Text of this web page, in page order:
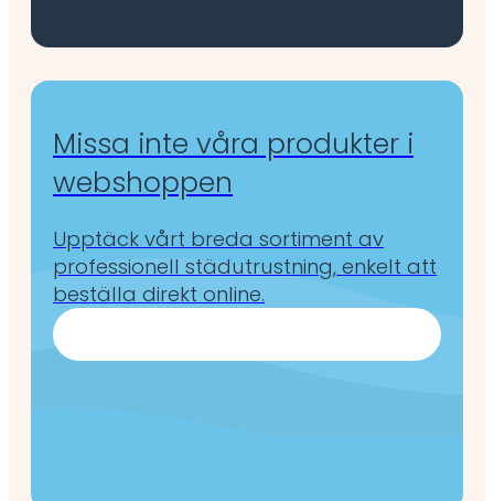
Missa inte våra produkter i
webshoppen
Upptäck vårt breda sortiment av
professionell städutrustning, enkelt att
beställa direkt online.